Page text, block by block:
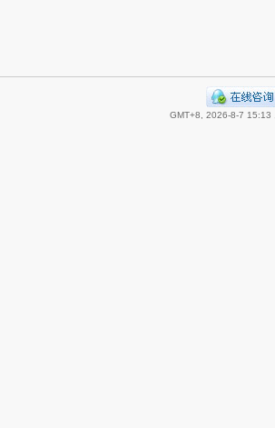
GMT+8, 2026-8-7 15:13